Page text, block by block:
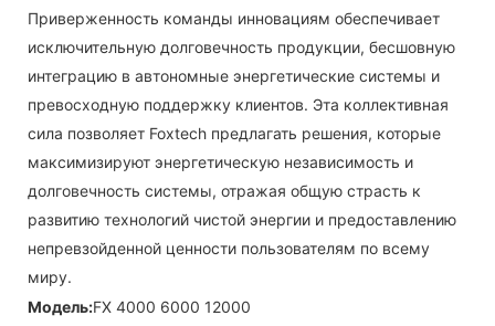
Приверженность команды инновациям обеспечивает
исключительную долговечность продукции, бесшовную
интеграцию в автономные энергетические системы и
превосходную поддержку клиентов. Эта коллективная
сила позволяет Foxtech предлагать решения, которые
максимизируют энергетическую независимость и
долговечность системы, отражая общую страсть к
развитию технологий чистой энергии и предоставлению
непревзойденной ценности пользователям по всему
миру.
Модель:FX 4000 6000 12000